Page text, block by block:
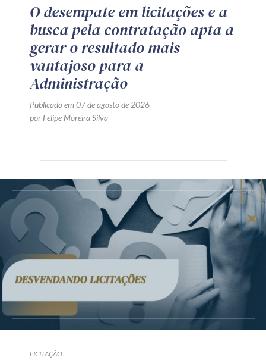
O desempate em licitações e a
busca pela contratação apta a
gerar o resultado mais
vantajoso para a
Administração
Publicado em 07 de agosto de 2026
por Felipe Moreira Silva
LICITAÇÃO